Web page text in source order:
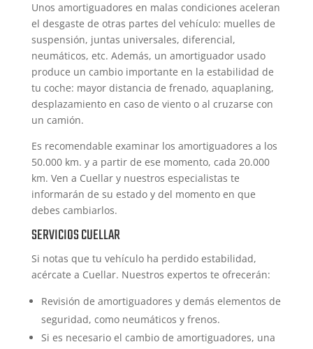
Unos amortiguadores en malas condiciones aceleran
el desgaste de otras partes del vehículo: muelles de
suspensión, juntas universales, diferencial,
neumáticos, etc. Además, un amortiguador usado
produce un cambio importante en la estabilidad de
tu coche: mayor distancia de frenado, aquaplaning,
desplazamiento en caso de viento o al cruzarse con
un camión.
Es recomendable examinar los amortiguadores a los
50.000 km. y a partir de ese momento, cada 20.000
km. Ven a Cuellar y nuestros especialistas te
informarán de su estado y del momento en que
debes cambiarlos.
SERVICIOS CUELLAR
Si notas que tu vehículo ha perdido estabilidad,
acércate a Cuellar. Nuestros expertos te ofrecerán:
Revisión de amortiguadores y demás elementos de
seguridad, como neumáticos y frenos.
Si es necesario el cambio de amortiguadores, una